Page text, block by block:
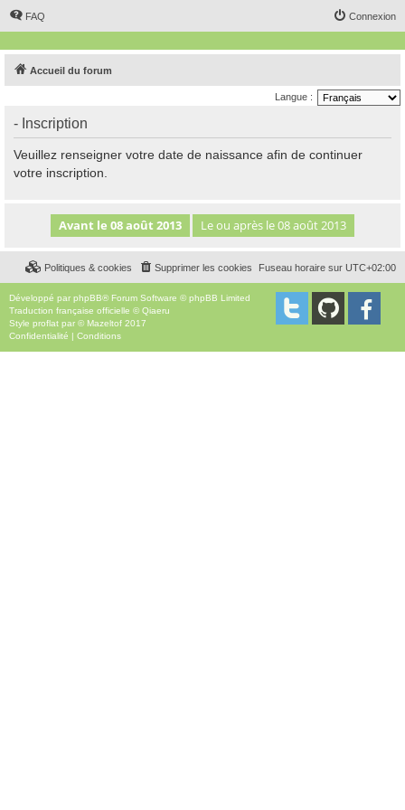
FAQ Connexion
Accueil du forum
Langue :
- Inscription
Veuillez renseigner votre date de naissance afin de continuer
votre inscription.
Fuseau horaire sur UTC+02:00
Supprimer les cookies
Politiques & cookies
Développé par phpBB® Forum Software © phpBB Limited
Traduction française officielle ©Qiaeru
Style proflat par © Mazeltof 2017
Confidentialité
Conditions